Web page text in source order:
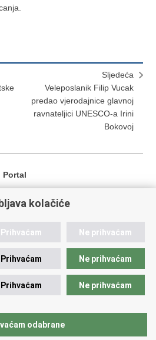
Sljedeća
Veleposlanik Filip Vucak
predao vjerodajnice glavnoj
ravnateljici UNESCO-a Irini
Bokovoj
Portal
Zagreb
(0)1 4920 149
kolačiće
Prihvaćam Ne prihvaćam
Prihvaćam Ne prihvaćam
Prihvaćam Ne prihvaćam
odabrane